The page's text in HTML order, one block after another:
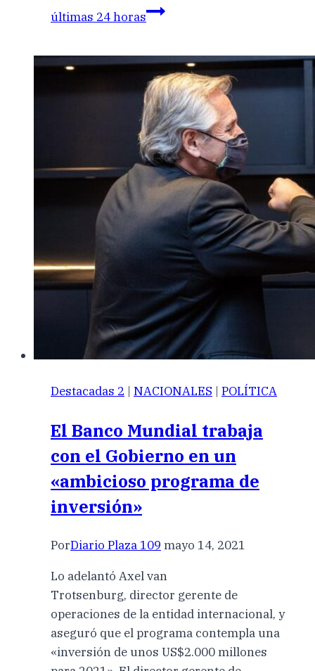
últimas 24 horas
Destacadas 2 | NACIONALES | POLÍTICA
El Banco Mundial trabaja
con el Gobierno en un
«ambicioso programa de
inversión»
PorDiario Plaza 109 mayo 14, 2021
Lo adelantó Axel van
Trotsenburg, director gerente de
operaciones de la entidad internacional, y
aseguró que el programa contempla una
«inversión de unos US$2.000 millones